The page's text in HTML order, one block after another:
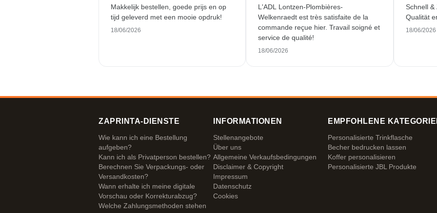
Makkelijk bestellen, goede prijs en op
tijd geleverd met een mooie opdruk!
18/06/2026
L'ADL Lontzen-Plombières-
Welkenraedt est très satisfaite de la
commande reçue hier. Travail soigné et
service de qualité!
18/06/2026
Schnell
Qualität
18/06/2026
ZAPRINTA-DIENSTE
Wie kann ich eine Bestellung
aufgeben?
Kann ich als Privatperson bestellen?
Berechnen Sie Verpackungs- oder
Versandkosten?
Wann erhalte ich meine digitale
Vorschau oder Korrekturabzug?
Welche Zahlungsmethoden stehen
INFORMATIONEN
Stellenangebote
Über uns
Allgemeine Verkaufsbedingungen
Disclaimer & Copyright
Impressum
Datenschutz
Cookies
EMPFOHLENE
Personalisierte Trinkflasche
Becher bedrucken lassen
Koffer personalisieren
Personalisierte JBL Produkte